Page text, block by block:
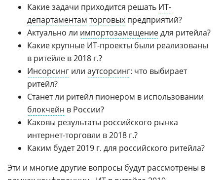
Какие задачи приходится решать ИТ-
департаментам торговых предприятий?
Актуально ли импортозамещениедля ритейла?
Какие крупные ИТ-проекты были реализованы
в ритейле в 2018 г.?
Инсорсинг или аутсорсинг: что выбирает
ритейл?
Станет ли ритейл пионером в использовании
блокчейн в России?
Каковы результаты российского рынка
интернет-торговли в 2018 г.?
Каким будет 2019 г. для российского ритейла?
Эти и многие другие вопросы будут рассмотрены в